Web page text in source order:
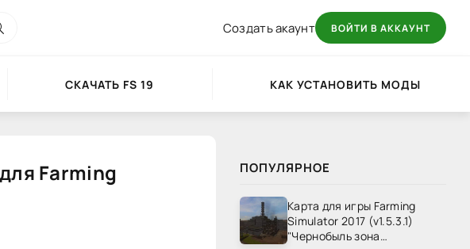
Создать акаунт ВОЙТИ В АККАУНТ
СКАЧАТЬ FS 19 КАК УСТАНОВИТЬ МОДЫ
Farming
ПОПУЛЯРНОЕ
Карта для игры Farming
Simulator 2017 (v1.5.3.1)
"Чернобыль зона